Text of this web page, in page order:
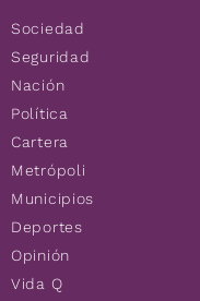
Sociedad
Seguridad
Nación
Política
Cartera
Metrópoli
Municipios
Deportes
Opinión
Vida Q